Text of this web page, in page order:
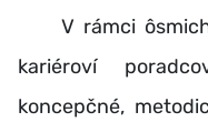
V rámci ôsmich
kariéroví
koncepčné,